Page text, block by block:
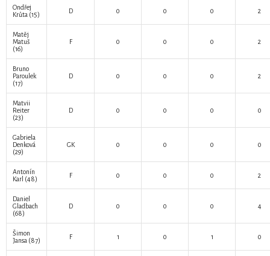
Ondřej
Krůta (15) D 0 0 0 2
Matěj
Matuš
(16)
F 0 0 0 2
Bruno
Paroulek
(17)
D 0 0 0 2
Matvii
Reiter
(23)
D 0 0 0 0
Gabriela
Denková
(29)
GK 0 0 0 0
Antonín
Karl (48) F 0 0 0 2
Daniel
Gladbach
(68)
D 0 0 0 4
Šimon
Jansa (87) F 1 0 1 0